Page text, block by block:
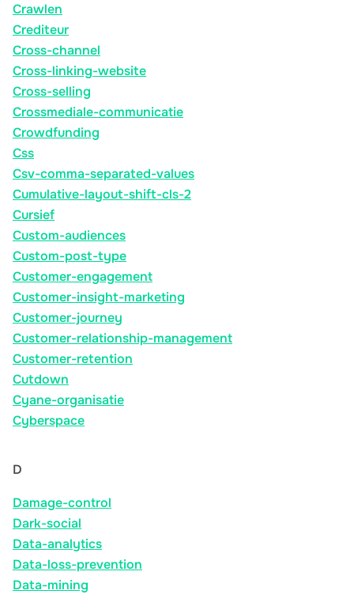
Crawlen
Crediteur
Cross-channel
Cross-linking-website
Cross-selling
Crossmediale-communicatie
Crowdfunding
Css
Csv-comma-separated-values
Cumulative-layout-shift-cls-2
Cursief
Custom-audiences
Custom-post-type
Customer-engagement
Customer-insight-marketing
Customer-journey
Customer-relationship-management
Customer-retention
Cutdown
Cyane-organisatie
Cyberspace
D
Damage-control
Dark-social
Data-analytics
Data-loss-prevention
Data-mining